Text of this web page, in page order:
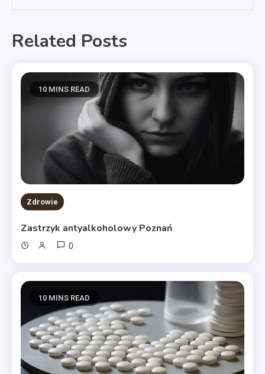
Related Posts
10 MINS READ
Zdrowie
Zastrzyk antyalkoholowy Poznań
0
10 MINS READ